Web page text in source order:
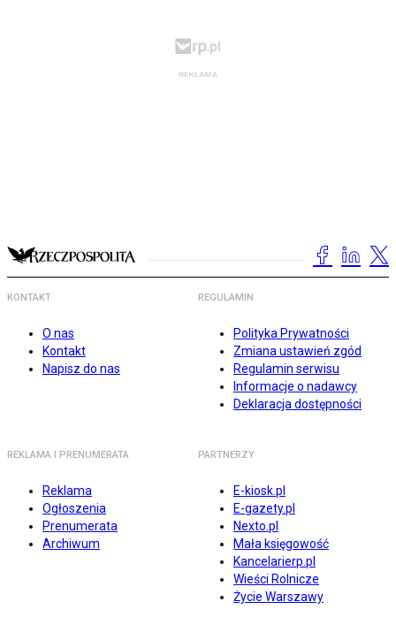
KONTAKT
O nas
Kontakt
Napisz do nas
REGULAMIN
Polityka Prywatności
Zmiana ustawień zgód
Regulamin serwisu
Informacje o nadawcy
Deklaracja dostępności
REKLAMA I PRENUMERATA
Reklama
Ogłoszenia
Prenumerata
Archiwum
PARTNERZY
E-kiosk.pl
E-gazety.pl
Nexto.pl
Mała księgowość
Kancelarierp.pl
Wieści Rolnicze
Życie Warszawy